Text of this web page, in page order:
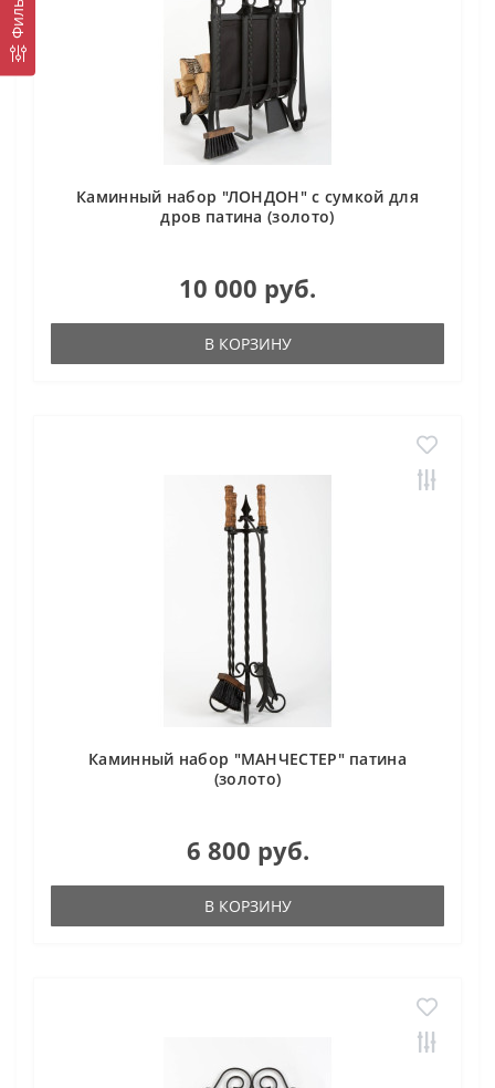
Каминный набор "ЛОНДОН" с сумкой для
дров патина (золото)
10 000 руб.
В КОРЗИНУ
Каминный набор "МАНЧЕСТЕР" патина
(золото)
6 800 руб.
В КОРЗИНУ